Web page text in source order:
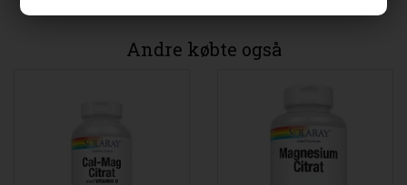
Andre købte også